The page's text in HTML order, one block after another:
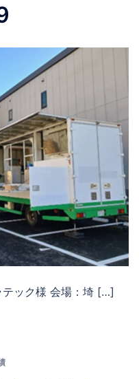
テック様 会場：埼 […]